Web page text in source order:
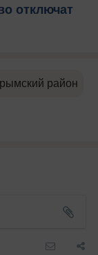
отключат
район